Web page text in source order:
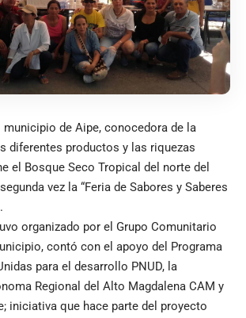
municipio de Aipe, conocedora de la
diferentes productos y las riquezas
el Bosque Seco Tropical del norte del
vez la “Feria de Sabores y Saberes
organizado por el Grupo Comunitario
contó con el apoyo del Programa
para el desarrollo PNUD, la
Regional del Alto Magdalena CAM y
iniciativa que hace parte del proyecto